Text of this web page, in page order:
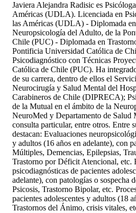
Javiera Alejandra Radisic es
Américas (UDLA). Licenciada en
las Américas (UDLA) - Diplomada
Neuropsicología del Adulto, de la
Chile (PUC) - Diplomada en
Pontificia Universidad Católica de
Psicodiagnóstico con Técnicas
Católica de Chile (PUC). Ha
de su carrera, dentro de ellos el
Neurocirugía y Salud Mental del
Carabineros de Chile (DIPRECA);
de la Mutual en el ámbito de la
NeuroMed y Departamento de
consulta particular, entre otros. Entre
destacan: Evaluaciones
y adultos (16 años en adelante), con
Múltiples, Demencias, Epilepsias,
Trastorno por Déficit Atencional, etc.
psicodiagnósticas de pacientes
adelante), con patologías o sospecha
Psicosis, Trastorno Bipolar, etc.
pacientes adolescentes y adultos (18
Trastornos del Ánimo, crisis vitales,